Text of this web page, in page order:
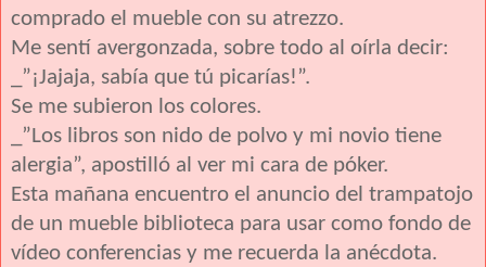
comprado el mueble con su atrezzo.
Me sentí avergonzada, sobre todo al oírla decir:
_”¡Jajaja, sabía que tú picarías!”.
Se me subieron los colores.
_”Los libros son nido de polvo y mi novio tiene
alergia”, apostilló al ver mi cara de póker.
Esta mañana encuentro el anuncio del trampatojo
de un mueble biblioteca para usar como fondo de
vídeo conferencias y me recuerda la anécdota.